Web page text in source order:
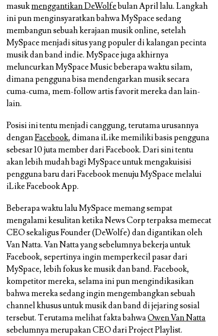
masukmenggantikan DeWolfebulan April lalu. Langkah
ini pun menginsyaratkan bahwa MySpace sedang
membangun sebuah kerajaan musik online, setelah
MySpace menjadi situs yang populer di kalangan pecinta
musik dan band indie. MySpace juga akhirnya
meluncurkan MySpace Music beberapa waktu silam,
dimana pengguna bisa mendengarkan musik secara
cuma-cuma, mem-follow artis favorit mereka dan lain-
lain.
Posisi ini tentu menjadi canggung, terutama urusannya
denganFacebook, dimana iLike memiliki basis pengguna
sebesar 10 juta member dari Facebook. Dari sini tentu
akan lebih mudah bagi MySpace untuk mengakuisisi
pengguna baru dari Facebook menuju MySpace melalui
iLike Facebook App.
Beberapa waktu lalu MySpace memang sempat
mengalami kesulitan ketika News Corp terpaksa memecat
CEO sekaligus Founder (DeWolfe) dan digantikan oleh
Van Natta. Van Natta yang sebelumnya bekerja untuk
Facebook, sepertinya ingin memperkecil pasar dari
MySpace, lebih fokus ke musik dan band. Facebook,
kompetitor mereka, selama ini pun mengindikasikan
bahwa mereka sedang ingin mengembangkan sebuah
channel khusus untuk musik dan band di jejaring sosial
tersebut. Terutama melihat fakta bahwaOwen Van Natta
sebelumnya merupakan CEO dari Project Playlist.